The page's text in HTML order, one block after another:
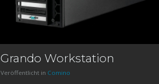
Grando Workstation
Veröffentlicht in Comino